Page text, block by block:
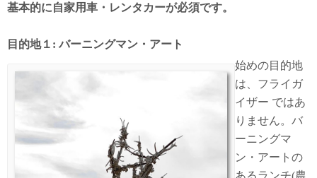
基本的に自家用車・レンタカーが必須です。
目的地１: バーニングマン・アート
始めの目的地
は、フライガ
イザー ではあ
りません。バ
ーニングマ
ン・アートの
あるランチ(農